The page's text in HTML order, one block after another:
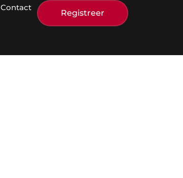
Contact
Registreer